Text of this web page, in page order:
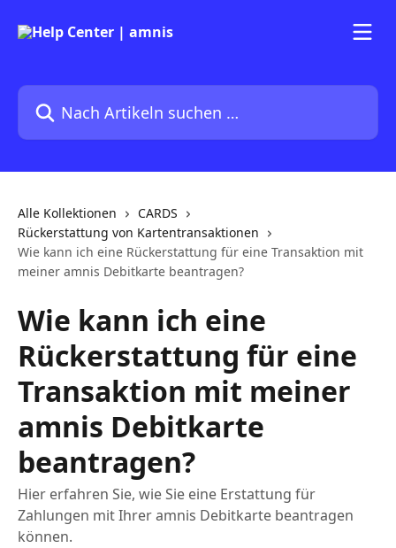
Nach Artikeln suchen …
Alle Kollektionen
CARDS
Rückerstattung von Kartentransaktionen
Wie kann ich eine Rückerstattung für eine Transaktion mit
meiner amnis Debitkarte beantragen?
Wie kann ich eine
Rückerstattung für eine
Transaktion mit meiner
amnis Debitkarte
beantragen?
Hier erfahren Sie, wie Sie eine Erstattung für
Zahlungen mit Ihrer amnis Debitkarte beantragen
können.